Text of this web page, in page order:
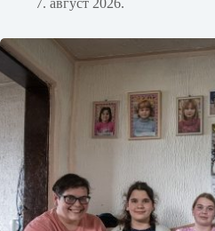
7. август 2026.